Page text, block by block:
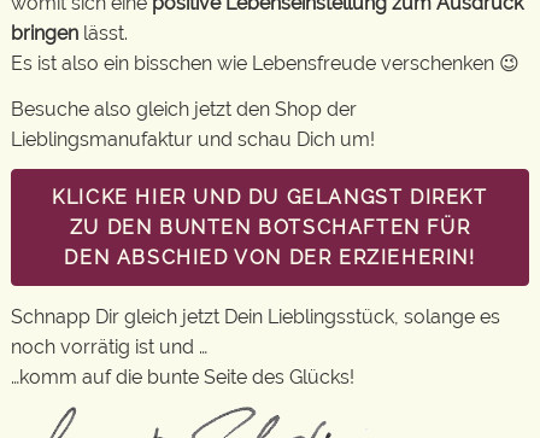
bringen lässt.
Es ist also ein bisschen wie Lebensfreude verschenken 😉
Besuche also gleich jetzt den Shop der
Lieblingsmanufaktur und schau Dich um!
KLICKE HIER UND DU GELANGST DIREKT
ZU DEN BUNTEN BOTSCHAFTEN FÜR
DEN ABSCHIED VON DER ERZIEHERIN!
Schnapp Dir gleich jetzt Dein Lieblingsstück, solange es
noch vorrätig ist und …
…komm auf die bunte Seite des Glücks!